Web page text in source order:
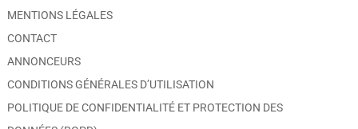
MENTIONS LÉGALES
CONTACT
ANNONCEURS
CONDITIONS GÉNÉRALES D’UTILISATION
POLITIQUE DE CONFIDENTIALITÉ ET PROTECTION DES